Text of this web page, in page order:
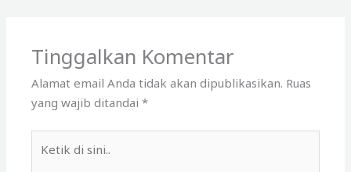
Tinggalkan Komentar
Alamat email Anda tidak akan dipublikasikan. Ruas
yang wajib ditandai*